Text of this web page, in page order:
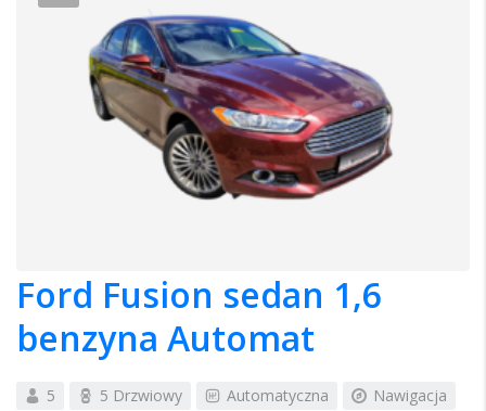
Ford Fusion sedan 1,6
benzyna Automat
5 5 Drzwiowy Automatyczna Nawigacja